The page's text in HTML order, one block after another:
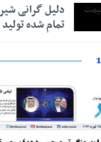
دلیل گرانی
تمام شده